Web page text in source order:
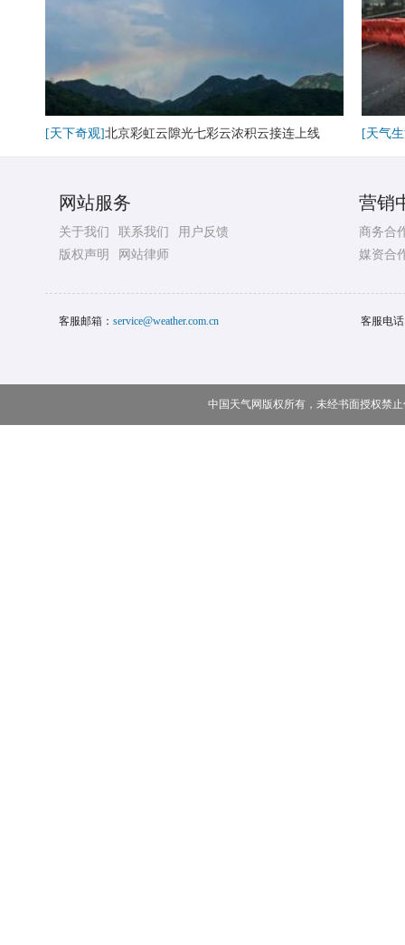
[天下奇观]北京彩虹云隙光七彩云浓积云接连上线 [天气
网站服务
关于我们 联系我们
用户反馈
版权声明
网站律师
营销
商务合
媒资合
客服邮箱： service@weather.com.cn 客服电
中国天气网版权所有，未经书面授权